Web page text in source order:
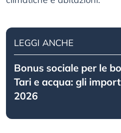
LEGGI ANCHE
Bonus sociale per le
Tari e acqua: gli
2026